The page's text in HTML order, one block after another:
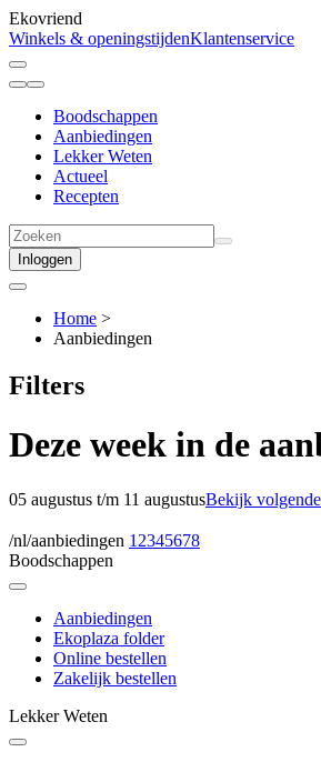
Ekovriend
Winkels & openingstijdenKlantenservice
Boodschappen
Aanbiedingen
Lekker Weten
Actueel
Recepten
Inloggen
Home >
Aanbiedingen
Filters
Deze week in de
05 augustus t/m 11 augustusBekijk
/nl/aanbiedingen 1 2345678
Boodschappen
Aanbiedingen
Ekoplaza folder
Online bestellen
Zakelijk bestellen
Lekker Weten